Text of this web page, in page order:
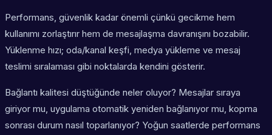
Performans, güvenlik kadar önemli çünkü gecikme hem
kullanımı zorlaştırır hem de mesajlaşma davranışını bozabilir.
Yüklenme hızı; oda/kanal keşfi, medya yükleme ve mesaj
teslimi sıralaması gibi noktalarda kendini gösterir.
Bağlantı kalitesi düştüğünde neler oluyor? Mesajlar sıraya
giriyor mu, uygulama otomatik yeniden bağlanıyor mu, kopma
sonrası durum nasıl toparlanıyor? Yoğun saatlerde performans